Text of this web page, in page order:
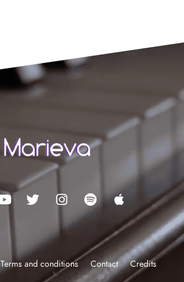
Terms and conditions Contact Credits